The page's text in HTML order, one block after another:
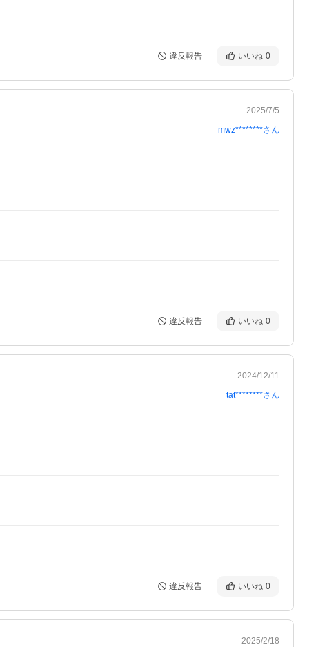
違反報告 いいね 0
2025/7/5
mwz********さん
違反報告 いいね 0
2024/12/11
tat********さん
違反報告 いいね 0
2025/2/18